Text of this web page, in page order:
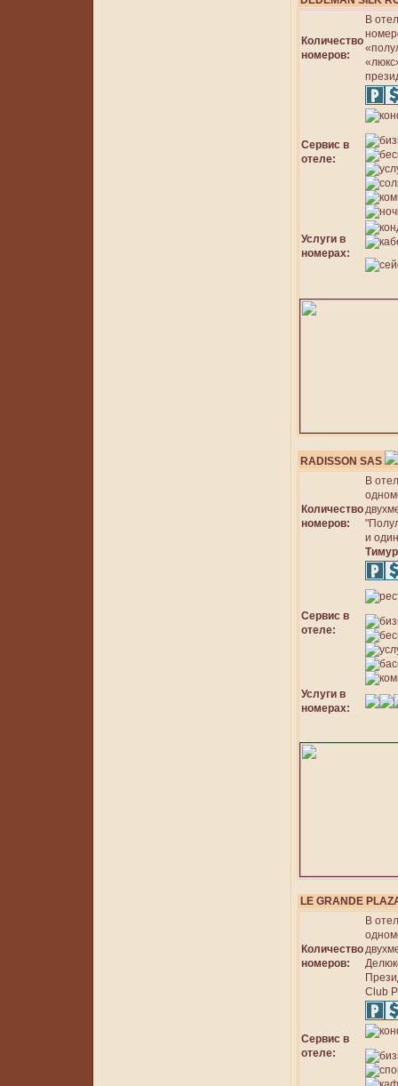
Количество
номеров:
В
Сервис в
отеле:
Услуги в
номерах:
RADISSON SAS
Количество
номеров:
В
и
Сервис в
отеле:
Услуги в
номерах:
LE GRANDE
Количество
номеров:
В
Club
Сервис в
отеле: